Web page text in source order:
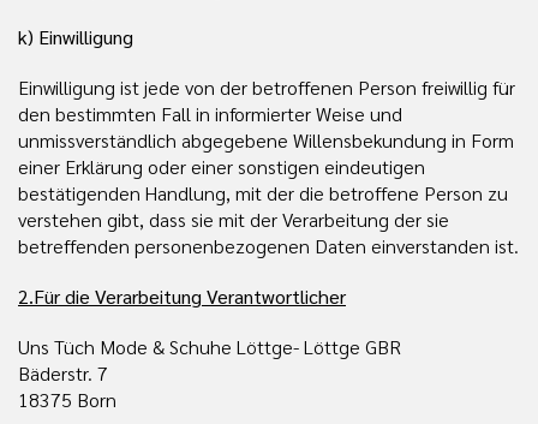
k) Einwilligung
Einwilligung ist jede von der betroffenen Person freiwillig für
den bestimmten Fall in informierter Weise und
unmissverständlich abgegebene Willensbekundung in Form
einer Erklärung oder einer sonstigen eindeutigen
bestätigenden Handlung, mit der die betroffene Person zu
verstehen gibt, dass sie mit der Verarbeitung der sie
betreffenden personenbezogenen Daten einverstanden ist.
2.Für die Verarbeitung Verantwortlicher
Uns Tüch Mode & Schuhe Löttge- Löttge GBR
Bäderstr. 7
18375 Born